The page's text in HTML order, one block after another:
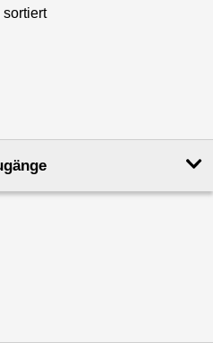
sortiert